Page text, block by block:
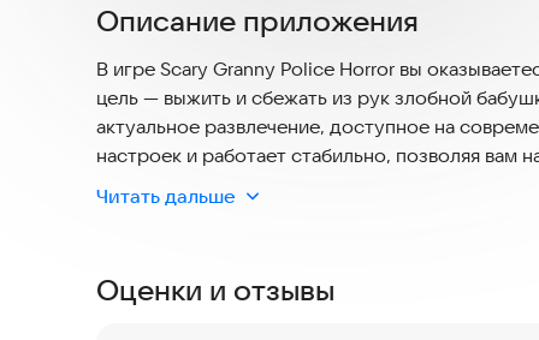
Описание приложения
В игре Scary Granny Police Horror вы
цель — выжить и сбежать из рук злобной
актуальное развлечение, доступное на
настроек и работает стабильно, позволяя вам
или удобства использования.
полицейской и найти путь к свободе. Вам
Читать дальше
Оценки и отзывы